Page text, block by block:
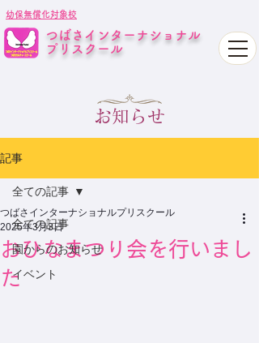
つばさインターナショナル
プリスクール
幼保無償化対象校
お知らせ
記事
全ての記事
園からのお知らせ
イベント
全ての記事
おひなまつり会を行いまし
た
つばさインターナショナルプリスクール
2025年3月3日